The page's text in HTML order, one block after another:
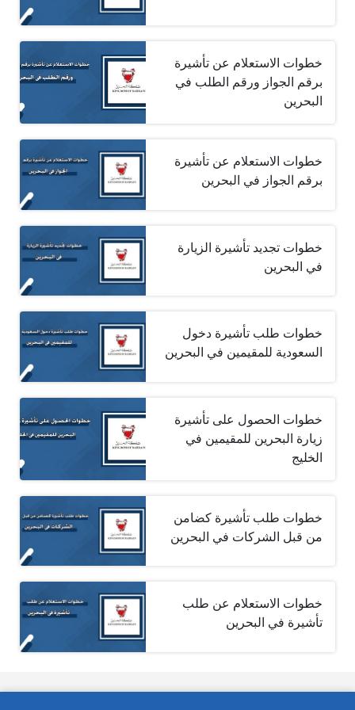
خطوات الاستعلام عن تأشيرة
برقم الجواز ورقم الطلب في
البحرين
خطوات الاستعلام عن تأشيرة
برقم الجواز في البحرين
خطوات تجديد تأشيرة الزيارة
في البحرين‎ ‎
خطوات طلب تأشيرة دخول
السعودية للمقيمين في البحرين
خطوات الحصول على تأشيرة
زيارة البحرين للمقيمين في
الخليج‎ ‎
خطوات طلب تأشيرة كضامن
من قبل الشركات في البحرين
خطوات الاستعلام عن طلب
تأشيرة في البحرين